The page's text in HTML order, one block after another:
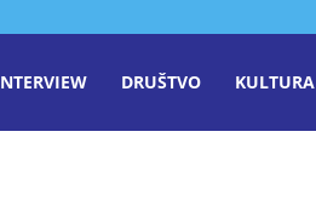
DRUŠTVO KULTURA